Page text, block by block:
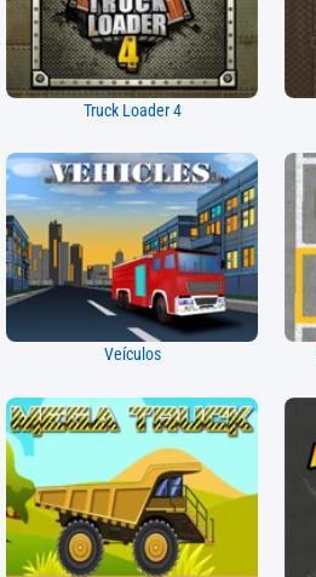
Truck Loader 4
Veículos